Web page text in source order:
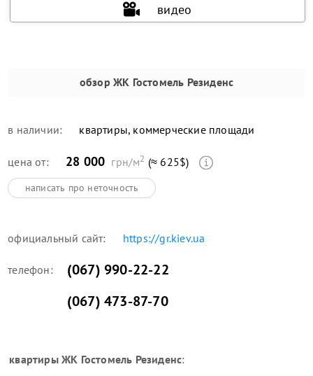
видео
обзор ЖК Гостомель Резиденс
в наличии: квартиры, коммерческие площади
цена от: 28 000 грн/м2 (≈ 625$)
написать про неточность
официальный сайт: https://gr.kiev.ua
телефон:
(067) 990-22-22
(067) 473-87-70
квартирыЖК Гостомель Резиденс: